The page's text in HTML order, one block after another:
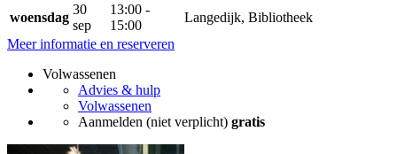
woensdag
30
sep
13:00 -
15:00
Langedijk, Bibliotheek
Meer informatie en reserveren
Volwassenen
Advies & hulp
Volwassenen
Aanmelden (niet verplicht) gratis